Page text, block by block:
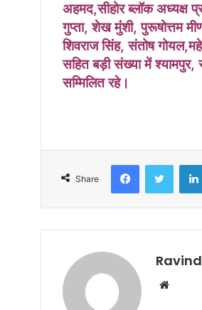
अहमद,सीहोर ब्लॉक अध्यक्ष
गुप्ता, शेख मुंंशी, पुरूषोत्तम
शिवराज सिंह, संतोष
सहित बड़ी संख्या में
सम्मिलित रहे।
Share